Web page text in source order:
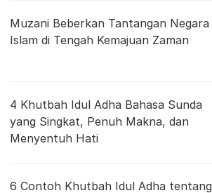
Muzani Beberkan Tantangan Negara
Islam di Tengah Kemajuan Zaman
4 Khutbah Idul Adha Bahasa Sunda
yang Singkat, Penuh Makna, dan
Menyentuh Hati
6 Contoh Khutbah Idul Adha tentang